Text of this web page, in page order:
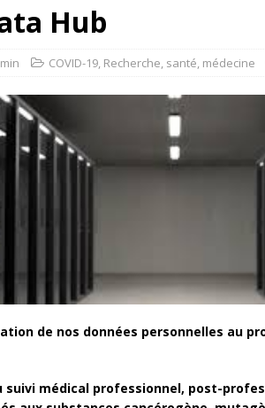
Hub
COVID-19, Recherche, santé, médecine
de nos données personnelles au
suivi médical professionnel, post-